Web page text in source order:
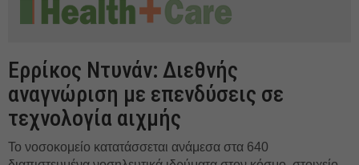
Ερρίκος Ντυνάν: Διεθνής
αναγνώριση με επενδύσεις σε
τεχνολογία αιχμής
Το νοσοκομείο κατατάσσεται ανάμεσα στα 640